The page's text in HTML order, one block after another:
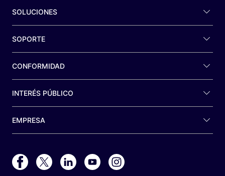
SOLUCIONES
SOPORTE
CONFORMIDAD
INTERÉS PÚBLICO
EMPRESA